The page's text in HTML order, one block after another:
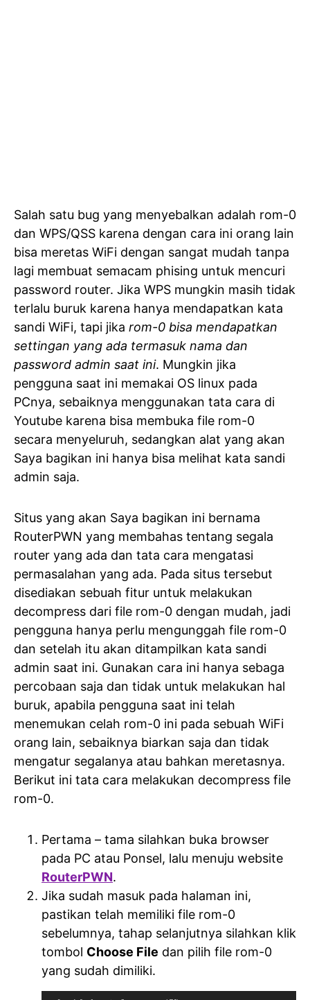
Salah satu bug yang menyebalkan adalah rom-0
dan WPS/QSS karena dengan cara ini orang lain
bisa meretas WiFi dengan sangat mudah tanpa
lagi membuat semacam phising untuk mencuri
password router. Jika WPS mungkin masih tidak
terlalu buruk karena hanya mendapatkan kata
sandi WiFi, tapi jika rom-0 bisa mendapatkan
settingan yang ada termasuk nama dan
password admin saat ini. Mungkin jika
pengguna saat ini memakai OS linux pada
PCnya, sebaiknya menggunakan tata cara di
Youtube karena bisa membuka file rom-0
secara menyeluruh, sedangkan alat yang akan
Saya bagikan ini hanya bisa melihat kata sandi
admin saja.
Situs yang akan Saya bagikan ini bernama
RouterPWN yang membahas tentang segala
router yang ada dan tata cara mengatasi
permasalahan yang ada. Pada situs tersebut
disediakan sebuah fitur untuk melakukan
decompress dari file rom-0 dengan mudah, jadi
pengguna hanya perlu mengunggah file rom-0
dan setelah itu akan ditampilkan kata sandi
admin saat ini. Gunakan cara ini hanya sebaga
percobaan saja dan tidak untuk melakukan hal
buruk, apabila pengguna saat ini telah
menemukan celah rom-0 ini pada sebuah WiFi
orang lain, sebaiknya biarkan saja dan tidak
mengatur segalanya atau bahkan meretasnya.
Berikut ini tata cara melakukan decompress file
rom-0.
Pertama – tama silahkan buka browser
pada PC atau Ponsel, lalu menuju website
RouterPWN.
Jika sudah masuk pada halaman ini,
pastikan telah memiliki file rom-0
sebelumnya, tahap selanjutnya silahkan klik
tombol Choose File dan pilih file rom-0
yang sudah dimiliki.